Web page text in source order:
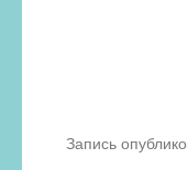
Запись